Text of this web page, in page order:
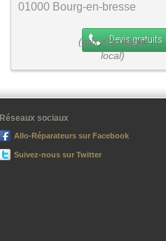
01000 Bourg-en-bresse
Devis gratuits
Réseaux sociaux
Allo-Réparateurs sur Facebook
Suivez-nous sur Twitter